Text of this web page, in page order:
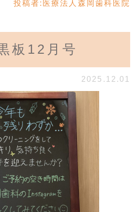
投稿者: 医療法人森岡歯科医院
板12月号
2025.12.01